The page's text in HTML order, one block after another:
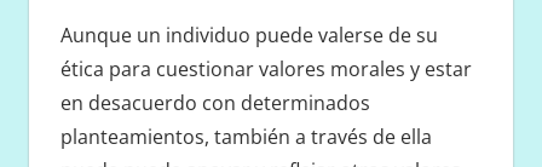
Aunque un individuo puede valerse de su
ética para cuestionar valores morales y estar
en desacuerdo con determinados
planteamientos, también a través de ella